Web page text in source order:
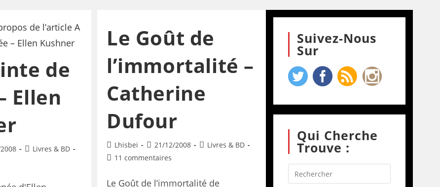
de
Ellen
Livres & BD
Le Goût de
l’immortalité –
Catherine
Dufour
Lhisbei 21/12/2008
Livres & BD
11 commentaires
Le Goût de l’immortalité de
Suivez-Nous
Sur
Qui Cherche
Trouve :